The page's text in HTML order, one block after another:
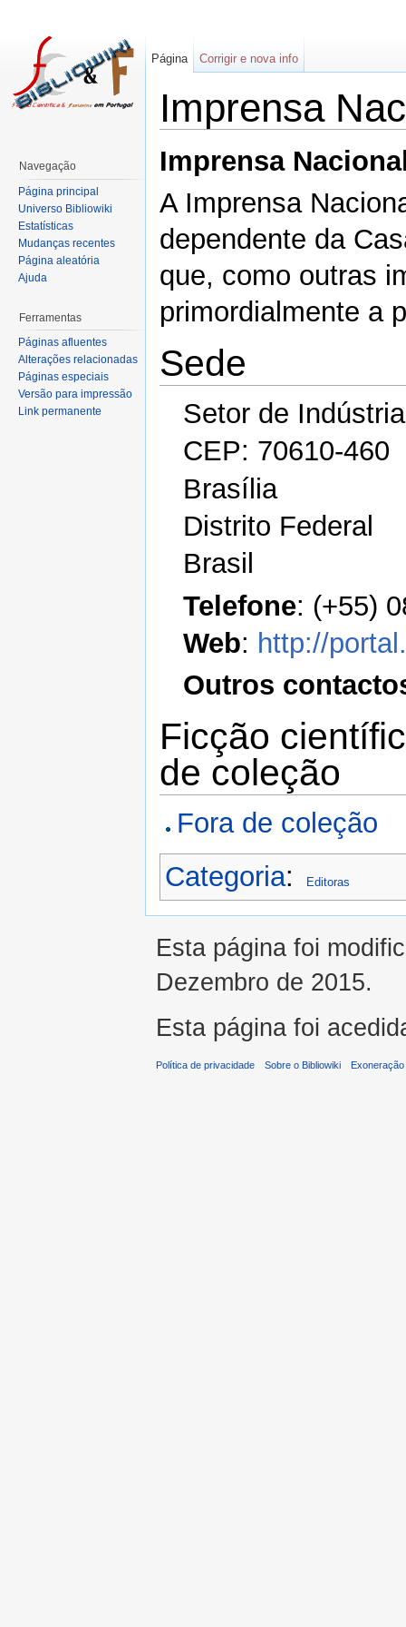
Imprensa
Imprensa
A Imprensa
dependente da
que, como outras
primordialmente a
Sede
Setor de
CEP: 70610-460
Brasília
Distrito Federal
Brasil
Telefone: (+55)
Web: http://
Outros
Ficção
de coleção
Fora de coleção
Categoria: Editoras
Página Corrigir e nova info
Navegação
Página principal
Universo Bibliowiki
Estatísticas
Mudanças recentes
Página aleatória
Ajuda
Ferramentas
Páginas afluentes
Alterações relacionadas
Páginas especiais
Versão para impressão
Link permanente
Esta página foi
Dezembro de 2015.
Esta página foi
Política de privacidade Sobre o Bibliowiki